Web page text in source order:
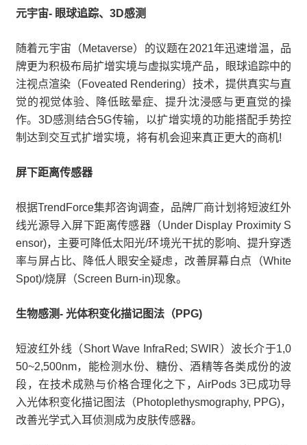
元宇宙- 眼球追踪、3D感测
随着元宇宙（Metaverse）的议题在2021年迅速增温，品
牌更为积极布局扩增实境与虚拟实境产品，眼球追踪中的
注视点渲染（Foveated Rendering）技术，提供真实与直
觉的视觉体验、降低眩晕症、提升沈浸感与更直觉的操
作。3D感测结合5G传输，以扩增实境的功能搭配手势控
制达到交互式扩增实境，将有机会迎来真正更大的商机!
屏下距离传感器
根据TrendForce集邦咨询调查，品牌厂商计划将短波红外
线光源导入屏下距离传感器（Under Display Proximity S
ensor)，主要可降低太阳光/环境光干扰的影响、提升穿透
率与屏占比、降低人眼安全疑虑，改善屏幕白点（White
Spot)/烧屏（Screen Burn-in)现象。
生物感测- 光体积变化描记图法（PPG)
短波红外线（Short Wave InfraRed; SWIR）波长介于1,0
50~2,500nm，能检测水份、糖份、酒精等各类成份的波
段，在技术成熟与价格合理化之下，AirPods 3已成功导
入光体积变化描记图法（Photoplethysmography, PPG)，
改善光学式入耳侦测成为皮肤传感器。